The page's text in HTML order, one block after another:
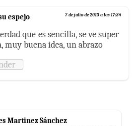
espejo 7 de julio de 2013 a las 17:34
que es sencilla, se ve super
muy buena idea, un abrazo
Martinez Sánchez